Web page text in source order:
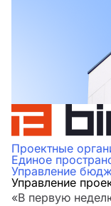
Проектные
Единое
Управление
Управление
«В первую